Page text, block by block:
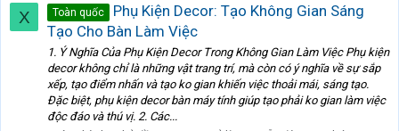
X Toàn quốc
Phụ Kiện Decor: Tạo Không Gian Sáng
Tạo Cho Bàn Làm Việc
1. Ý Nghĩa Của Phụ Kiện Decor Trong Không Gian Làm Việc Phụ kiện
decor không chỉ là những vật trang trí, mà còn có ý nghĩa về sự sắp
xếp, tạo điểm nhấn và tạo ko gian khiến việc thoải mái, sáng tạo.
Đặc biệt, phụ kiện decor bàn máy tính giúp tạo phải ko gian làm việc
độc đáo và thú vị. 2. Các...